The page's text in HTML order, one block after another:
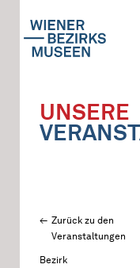
UNSERE
Zurück zu den
Veranstaltungen
Bezirk